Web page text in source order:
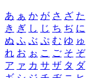
あ ぁ か が さ ざ た
き ぎ し じ ち ぢ に
ぬ ふ ぶ ぷ む ゆ ゅ
れ お ぉ こ ご そ ぞ
ア ァ カ サ ザ タ ダ